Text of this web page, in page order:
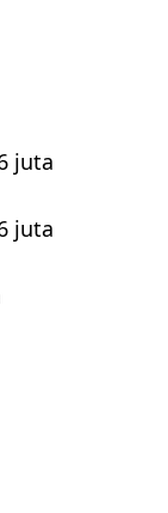
juta
juta